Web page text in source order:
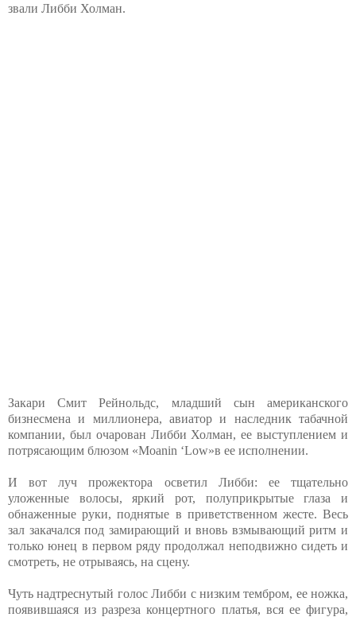
звали Либби Холман.
Закари Смит Рейнольдс, младший сын американского
бизнесмена и миллионера, авиатор и наследник табачной
компании, был очарован Либби Холман, ее выступлением и
потрясающим блюзом «Moanin ‘Low»в ее исполнении.
И вот луч прожектора осветил Либби: ее тщательно
уложенные волосы, яркий рот, полуприкрытые глаза и
обнаженные руки, поднятые в приветственном жесте. Весь
зал закачался под замирающий и вновь взмывающий ритм и
только юнец в первом ряду продолжал неподвижно сидеть и
смотреть, не отрываясь, на сцену.
Чуть надтреснутый голос Либби с низким тембром, ее ножка,
появившаяся из разреза концертного платья, вся ее фигура,